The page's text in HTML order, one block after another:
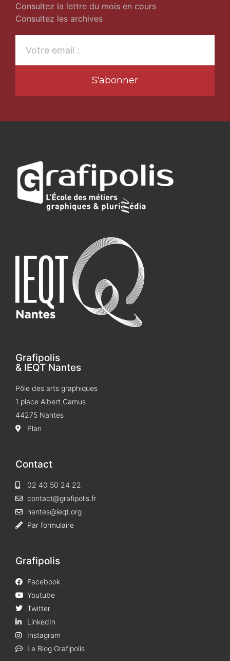
Consultez la lettre du mois en cours
Consultez les archives
S'abonner
Grafipolis
& IEQT Nantes
Pôle des arts graphiques
1 place Albert Camus
44275 Nantes
Plan
Contact
02 40 50 24 22
contact@grafipolis.fr
nantes@ieqt.org
Par formulaire
Grafipolis
Facebook
Youtube
Twitter
LinkedIn
Instagram
Le Blog Grafipolis